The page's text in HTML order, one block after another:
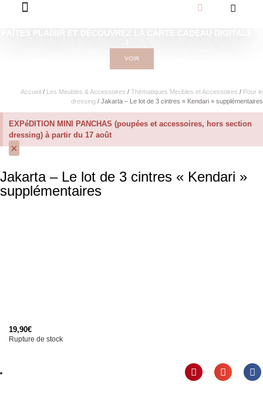
VOIR
Accueil / Les Meubles & Accessoires / Thématiques Meubles et Accessoires / Pour le
dressing / Jakarta – Le lot de 3 cintres « Kendari » supplémentaires
EXPéDITION MINI PANCHAS (poupées et accessoires, hors section
dressing) à partir du 17 août
×
Jakarta – Le lot de 3 cintres « Kendari »
supplémentaires
19,90€
Rupture de stock